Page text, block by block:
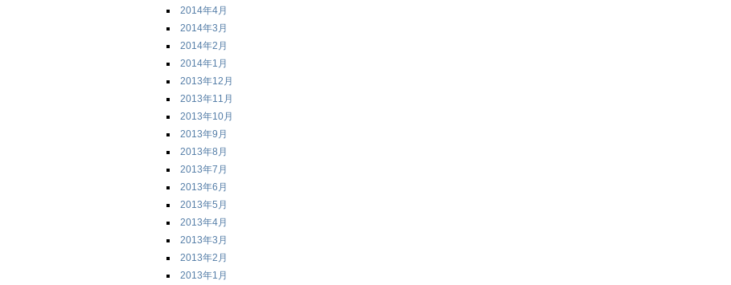
2014年4月
2014年3月
2014年2月
2014年1月
2013年12月
2013年11月
2013年10月
2013年9月
2013年8月
2013年7月
2013年6月
2013年5月
2013年4月
2013年3月
2013年2月
2013年1月